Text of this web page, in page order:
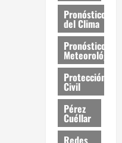
Pronóstico
del Clima
Pronóstico
Meteorológico
Protección
Civil
Pérez
Cuéllar
Redes